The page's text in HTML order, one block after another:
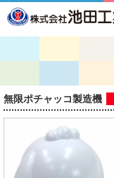
無限ポチャッコ製造機